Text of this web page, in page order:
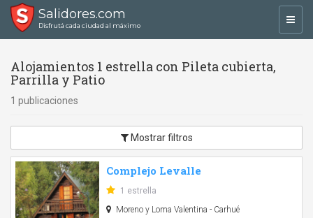
Salidores.com
Disfrutá cada ciudad al máximo
Alojamientos 1 estrella con Pileta cubierta,
Parrilla y Patio
1 publicaciones
Mostrar filtros
Complejo Levalle
1 estrella
Moreno y Loma Valentina - Carhué